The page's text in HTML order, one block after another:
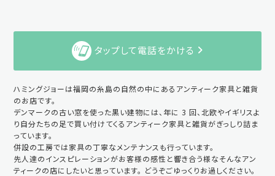
タップして電話をかける
ハミングジョーは福岡の糸島の自然の中にあるアンティーク家具と雑貨
のお店です。
デンマークの古い窓を使った黒い建物には、年に 3 回、北欧やイギリスよ
り自分たちの足で買い付けてくるアンティーク家具と雑貨がぎっしり詰ま
っています。
併設の工房では家具の丁寧なメンテナンスも行っています。
先人達のインスピレーションがお客様の感性と響き合う様なそんなアン
ティークの店にしたいと思っています。 どうぞごゆっくりお過しください。